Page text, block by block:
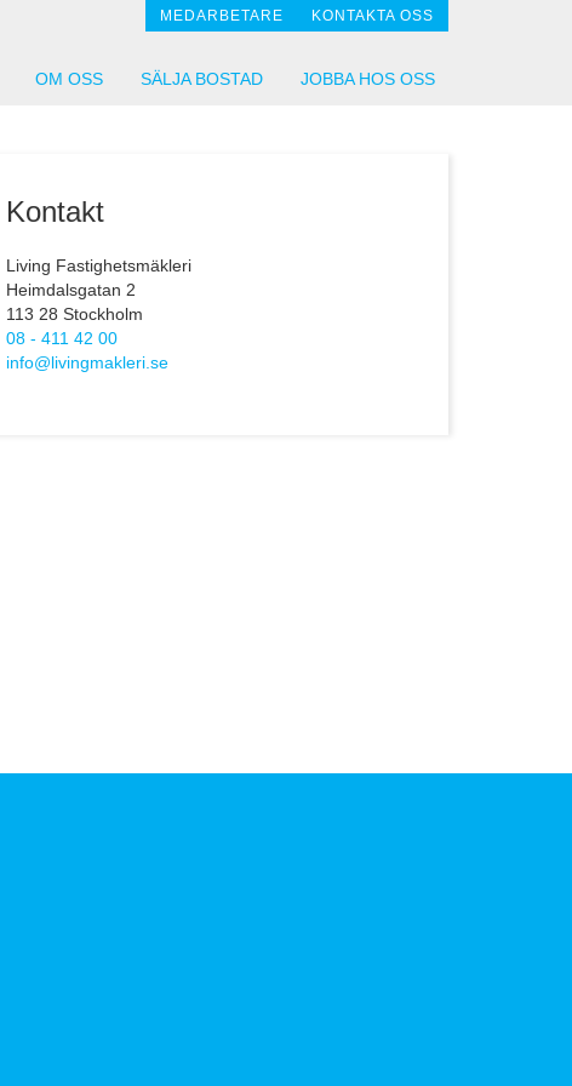
MEDARBETARE KONTAKTA OSS
OM OSS SÄLJA BOSTAD JOBBA HOS OSS
Kontakt
Living Fastighetsmäkleri
Heimdalsgatan 2
113 28 Stockholm
08 - 411 42 00
info@livingmakleri.se